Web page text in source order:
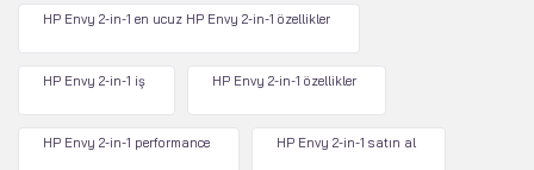
HP Envy 2-in-1 en ucuz HP Envy 2-in-1 özellikler
HP Envy 2-in-1 iş HP Envy 2-in-1 özellikler
HP Envy 2-in-1 performance HP Envy 2-in-1 satın al